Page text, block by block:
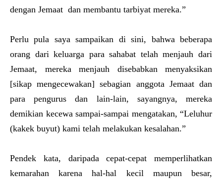
dengan Jemaat dan membantu tarbiyat mereka.”
Perlu pula saya sampaikan di sini, bahwa beberapa
orang dari keluarga para sahabat telah menjauh dari
Jemaat, mereka menjauh disebabkan menyaksikan
[sikap mengecewakan] sebagian anggota Jemaat dan
para pengurus dan lain-lain, sayangnya, mereka
demikian kecewa sampai-sampai mengatakan, “Leluhur
(kakek buyut) kami telah melakukan kesalahan.”
Pendek kata, daripada cepat-cepat memperlihatkan
kemarahan karena hal-hal kecil maupun besar,